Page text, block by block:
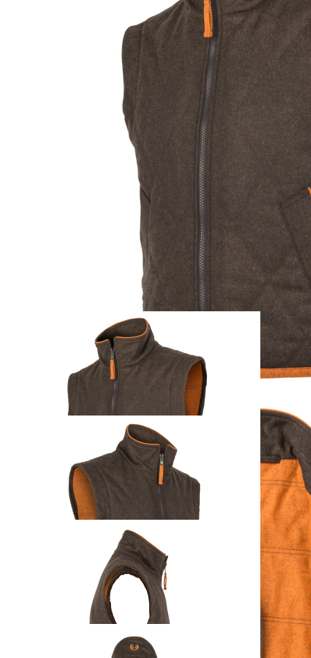
Zum Anfang der Bildergalerie springen
29010125
KEYLER Loden-
Wendeweste
"Rotwand"
239,00 €
inkl. MwSt. zzgl. Versand